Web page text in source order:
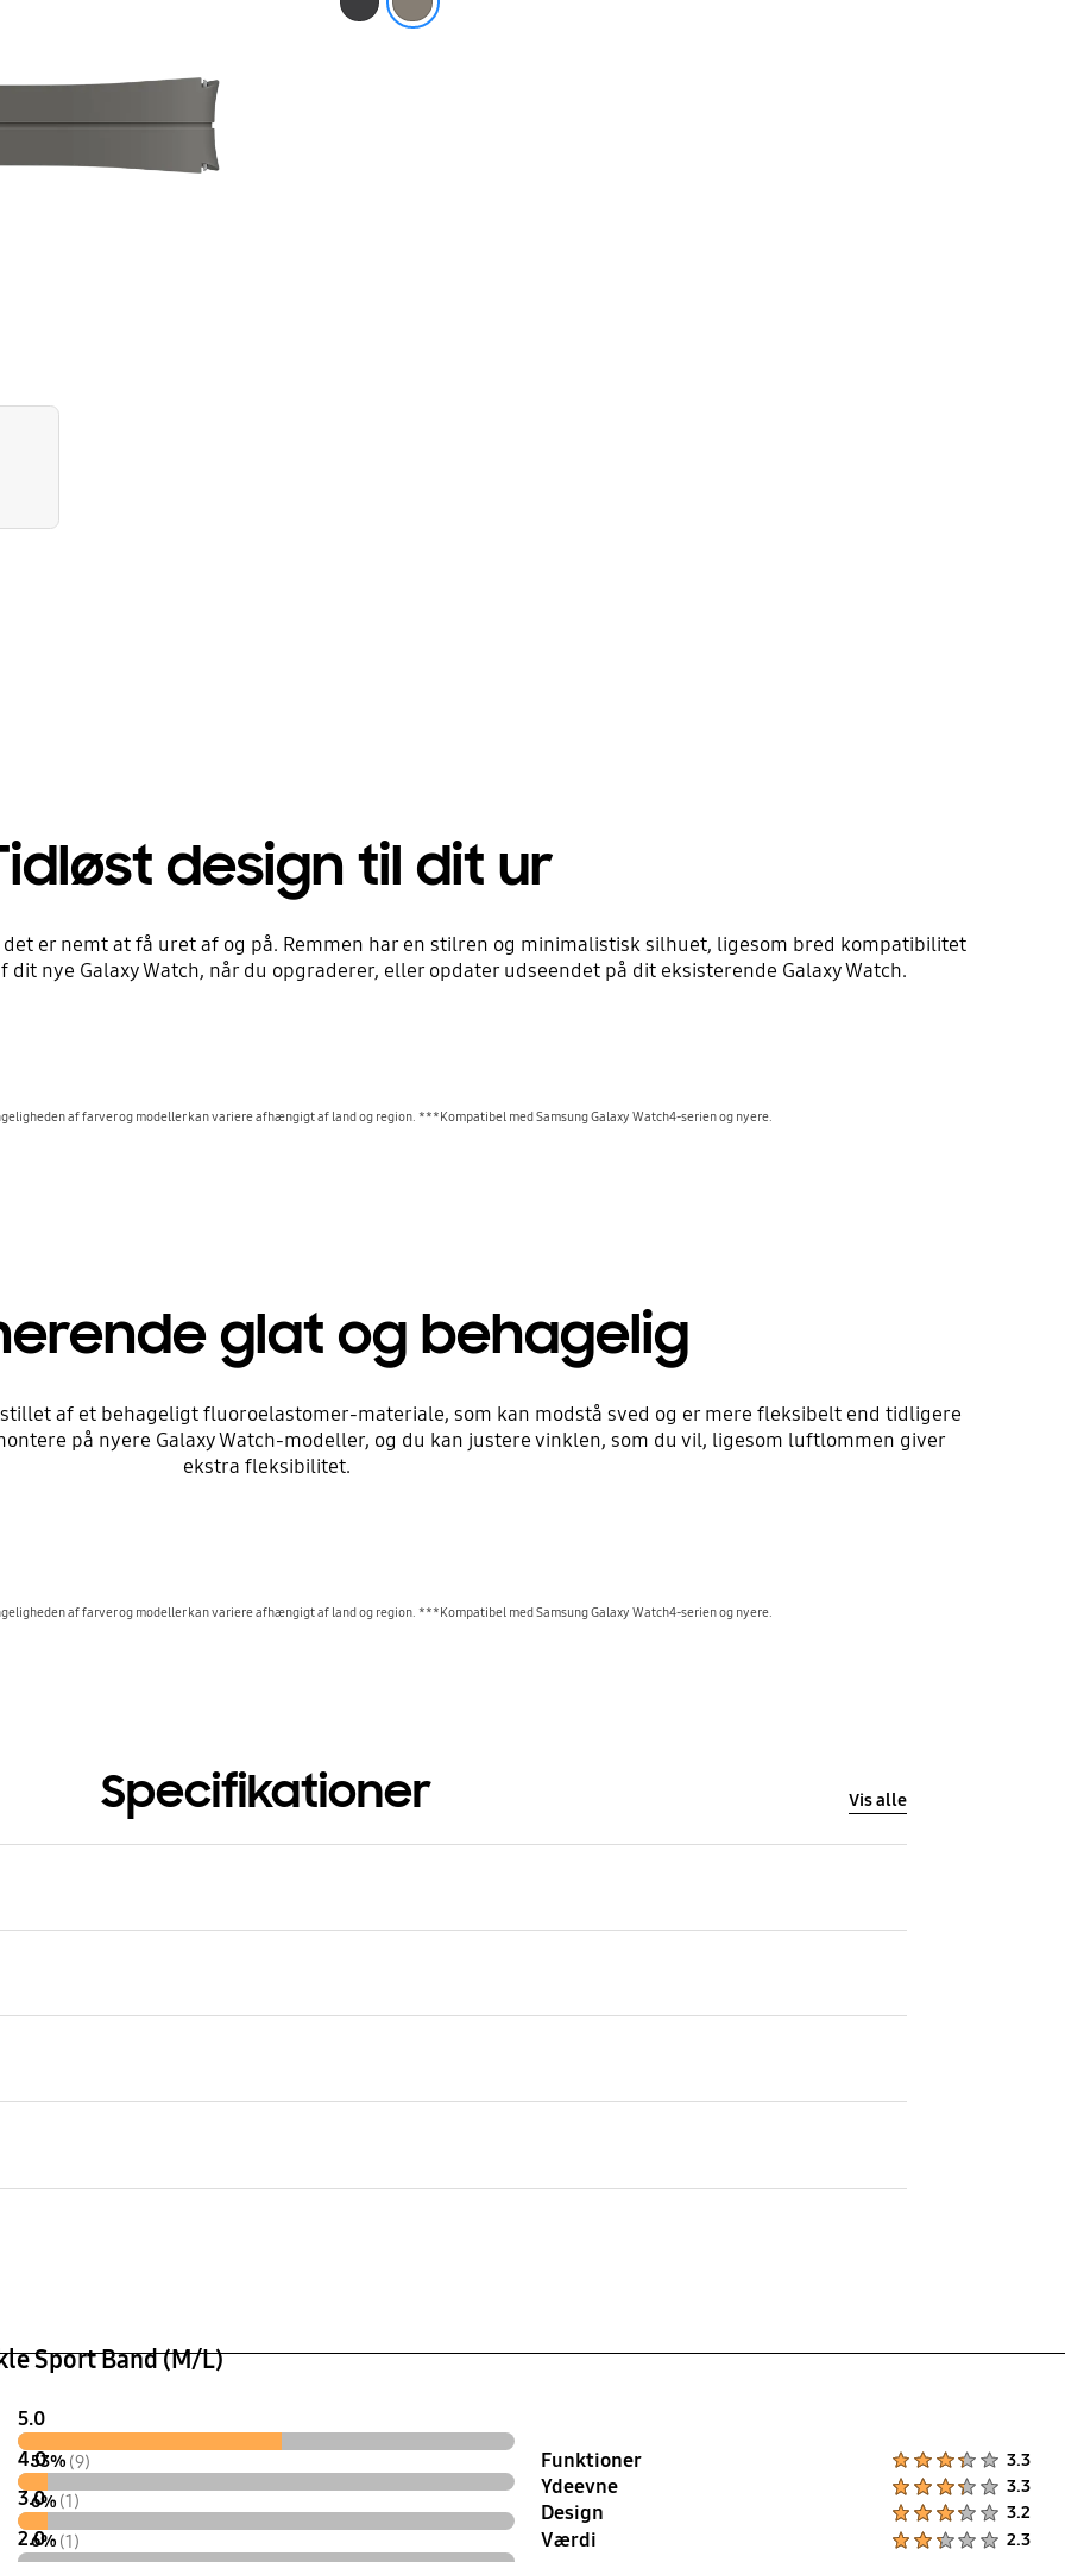
design til dit ur
er nemt at få uret af og på. Remmen har en stilren og minimalistisk silhuet, ligesom bred kompatibilitet
nye Galaxy Watch, når du opgraderer, eller opdater udseendet på dit eksisterende Galaxy Watch.
af farver og modeller kan variere afhængigt af land og region. ***Kompatibel med Samsung Galaxy Watch4-serien og nyere.
glat og behagelig
af et behageligt fluoroelastomer-materiale, som kan modstå sved og er mere fleksibelt end tidligere
på nyere Galaxy Watch-modeller, og du kan justere vinklen, som du vil, ligesom luftlommen giver
ekstra fleksibilitet.
af farver og modeller kan variere afhængigt af land og region. ***Kompatibel med Samsung Galaxy Watch4-serien og nyere.
Specifikationer Vis alle
Sport Band (M/L)
5.0
53% (9)
4.0
6% (1)
3.0
6% (1)
2.0
Funktioner 3.3
Ydeevne 3.3
Design 3.2
Værdi 2.3